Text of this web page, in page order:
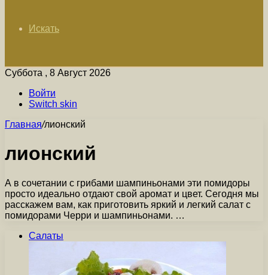
Искать
Суббота , 8 Август 2026
Войти
Switch skin
Главная/лионский
лионский
А в сочетании с грибами шампиньонами эти помидоры
просто идеально отдают свой аромат и цвет. Сегодня мы
расскажем вам, как приготовить яркий и легкий салат с
помидорами Черри и шампиньонами. …
Салаты